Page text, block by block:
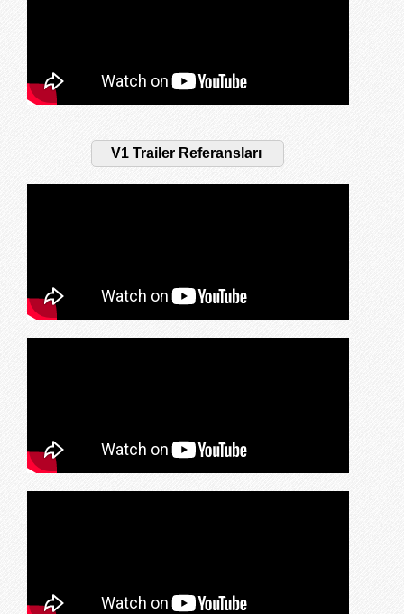
V1 Trailer Referansları